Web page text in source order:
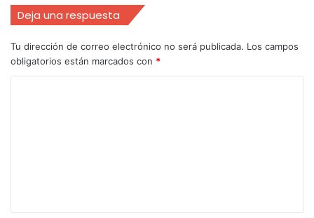
Deja una respuesta
Tu dirección de correo electrónico no será publicada. Los campos
obligatorios están marcados con *